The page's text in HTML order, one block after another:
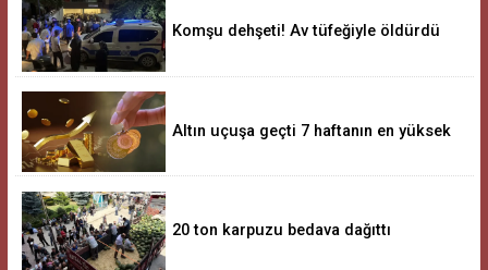
Komşu dehşeti! Av tüfeğiyle öldürdü
Altın uçuşa geçti 7 haftanın en yüksek
20 ton karpuzu bedava dağıttı